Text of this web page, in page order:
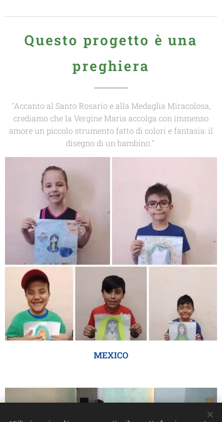
Questo progetto è una
preghiera
"Accanto al Santo Rosario e alla Medaglia Miracolosa,
crediamo che la Vergine Maria accolga con immenso
amore un piccolo strumento fatto di colori e fantasia: il
disegno di un bambino."
MEXICO